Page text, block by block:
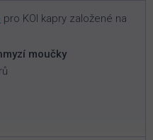
pro KOI kapry založené na
moučky